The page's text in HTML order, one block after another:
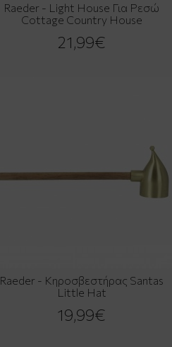
Raeder - Light House Για Ρεσώ
Cottage Country House
21,99€
Raeder - Κηροσβεστήρας Santas
Little Hat
19,99€